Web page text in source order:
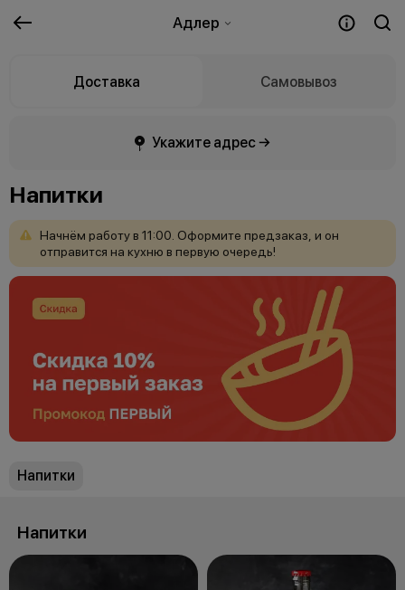
Адлер
Доставка Самовывоз
Укажите адрес →
Напитки
Начнём работу в 11:00. Оформите предзаказ, и он
отправится на кухню в первую очередь!
Напитки
Напитки